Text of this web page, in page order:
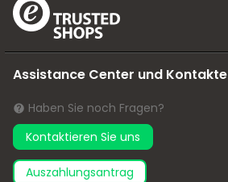
Assistance Center und Kontakte
Haben Sie noch Fragen?
Kontaktieren Sie uns
Auszahlungsantrag